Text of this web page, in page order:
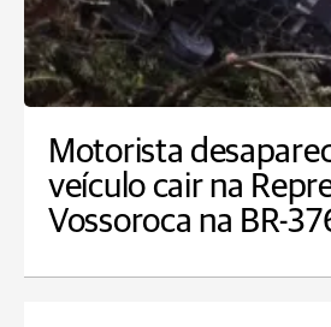
Motorista
veículo cair na
Vossoroca na BR-